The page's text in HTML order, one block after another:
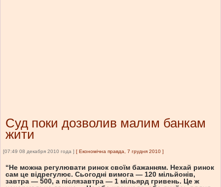
Суд поки дозволив малим банкам
жити
[07:49 08 декабря 2010 года ] [ Економічна правда, 7 грудня 2010 ]
“Не можна регулювати ринок своїм бажанням. Нехай ринок
сам це відрегулює. Сьогодні вимога — 120 мільйонів,
завтра — 500, а післязавтра — 1 мільярд гривень. Це ж